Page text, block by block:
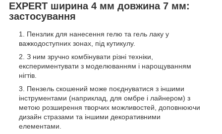
EXPERT ширина 4 мм довжина 7 мм:
застосування
Пензлик для нанесення гелю та гель лаку у
важкодоступних зонах, під кутикулу.
З ним зручно комбінувати різні техніки,
експериментувати з моделюванням і нарощуванням
нігтів.
Пензель скошений може поєднуватися з іншими
інструментами (наприклад, для омбре і лайнером) з
метою розширення творчих можливостей, доповнюючи
дизайн стразами та іншими декоративними
елементами.